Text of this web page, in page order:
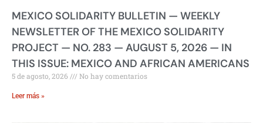
MEXICO SOLIDARITY BULLETIN — WEEKLY
NEWSLETTER OF THE MEXICO SOLIDARITY
PROJECT — NO. 283 — AUGUST 5, 2026 — IN
THIS ISSUE: MEXICO AND AFRICAN AMERICANS
5 de agosto, 2026 No hay comentarios
Leer más »